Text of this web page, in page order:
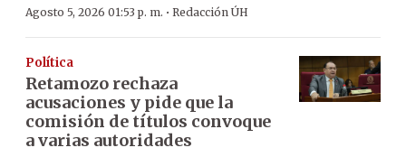
Agosto 5, 2026 01:53 p. m. · Redacción ÚH
Política
Retamozo rechaza
acusaciones y pide que la
comisión de títulos convoque
a varias autoridades